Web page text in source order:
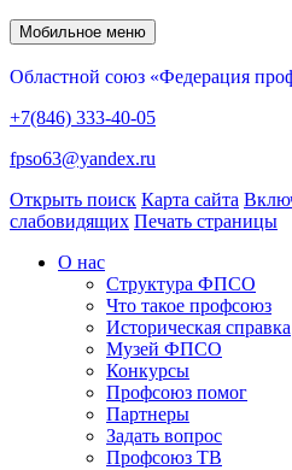
Мобильное меню
Областной союз «Федерация
+7(846) 333-40-05
fpso63@yandex.ru
Открыть поиск Карта сайта
слабовидящих Печать страницы
О нас
Структура ФПСО
Что такое профсоюз
Историческая справка
Музей ФПСО
Конкурсы
Профсоюз помог
Партнеры
Задать вопрос
Профсоюз ТВ